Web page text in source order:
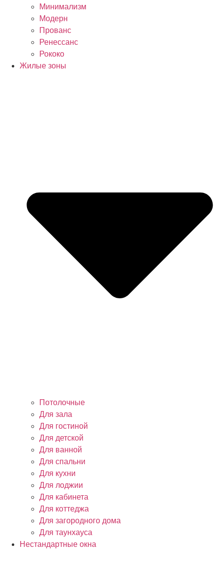
Минимализм
Модерн
Прованс
Ренессанс
Рококо
Жилые зоны
Потолочные
Для зала
Для гостиной
Для детской
Для ванной
Для спальни
Для кухни
Для лоджии
Для кабинета
Для коттеджа
Для загородного дома
Для таунхауса
Нестандартные окна